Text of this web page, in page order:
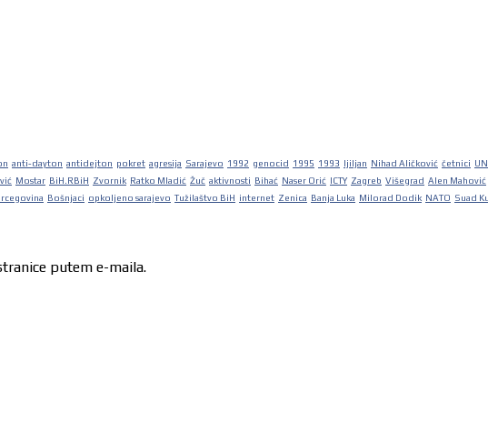
anti-dayton antidejton pokret agresija Sarajevo 1992 genocid 1995 1993 ljiljan Nihad Aličković četnici UN
Mostar BiH.RBiH Zvornik Ratko Mladić Žuč aktivnosti Bihać Naser Orić ICTY Zagreb Višegrad Alen Mahović
Bošnjaci opkoljeno sarajevo Tužilaštvo BiH internet Zenica Banja Luka Milorad Dodik NATO Suad
putem e-maila.